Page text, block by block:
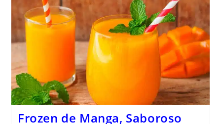
Frozen de Manga, Saboroso